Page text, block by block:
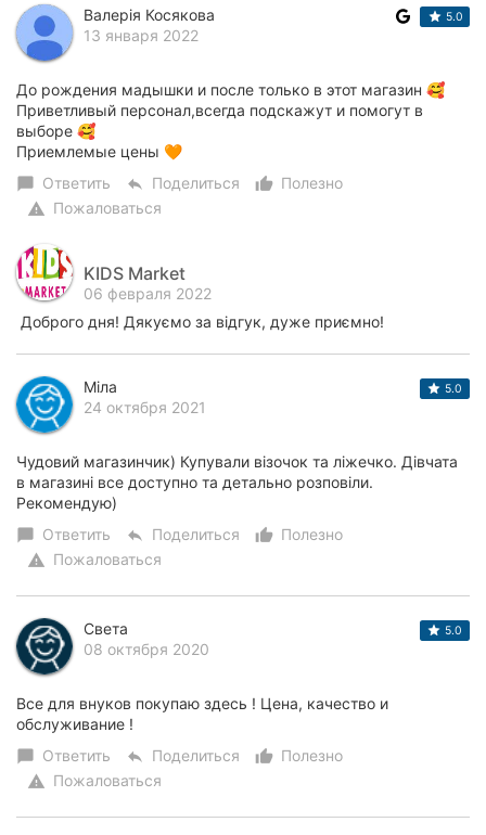
Валерія Косякова
13 января 2022
5.0
До рождения мадышки и после только в этот магазин 🥰
Приветливый персонал,всегда подскажут и помогут в
выборе 🥰
Приемлемые цены 🧡
chat_bubble Ответить reply Поделиться thumb_up_alt
Полезно
warning Пожаловаться
KIDS Market
06 февраля 2022
Доброго дня! Дякуємо за відгук, дуже приємно!
Міла
24 октября 2021
5.0
Чудовий магазинчик) Купували візочок та ліжечко. Дівчата
в магазині все доступно та детально розповіли.
Рекомендую)
chat_bubble Ответить reply Поделиться thumb_up_alt
Полезно
warning Пожаловаться
Света
08 октября 2020
5.0
Все для внуков покупаю здесь ! Цена, качество и
обслуживание !
chat_bubble Ответить reply Поделиться thumb_up_alt
Полезно
warning Пожаловаться